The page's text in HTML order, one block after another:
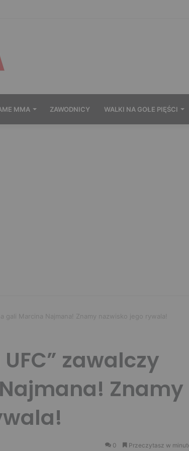
wytrzymał po zachowaniu Murańskiego. Mocne słowa
MMA ZAWODNICY WALKI NA GOŁE PIĘŚCI
gali Marcina Najmana! Znamy nazwisko jego rywala!
zawalczy
Znamy
0 Przeczytasz w